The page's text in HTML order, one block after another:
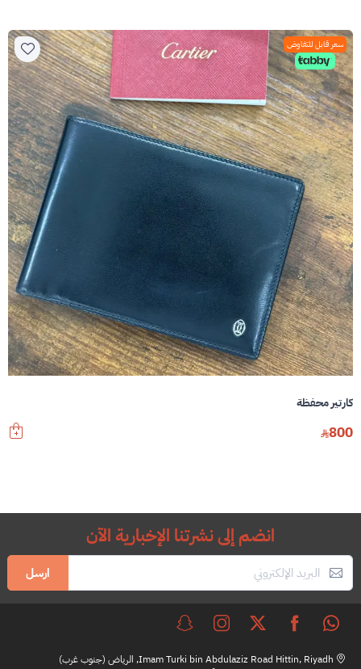
سعر قابل للتفاوض
كارتير محفظة
800
انضم إلى نشرتنا الإخبارية الآن
ارسل
Imam Turki bin Abdulaziz Road Hittin, Riyadh, الرياض (جنوب غرب)